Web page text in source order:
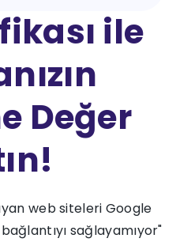
ile
Değer
web siteleri Google
sağlayamıyor"